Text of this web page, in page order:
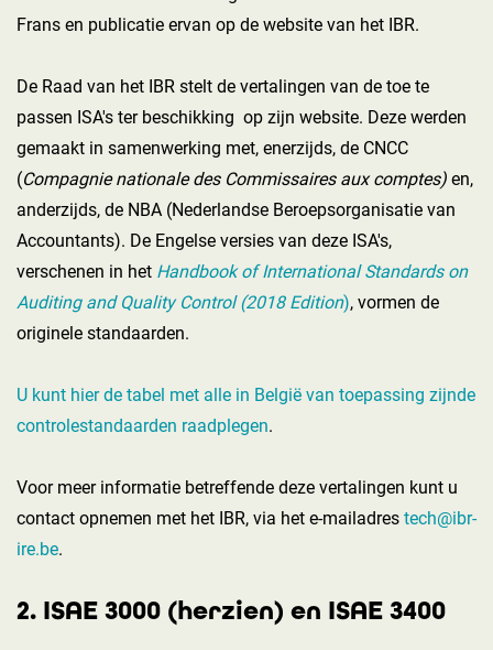
Frans en publicatie ervan op de website van het IBR.
De Raad van het IBR stelt de vertalingen van de toe te
passen ISA's ter beschikking op zijn website. Deze werden
gemaakt in samenwerking met, enerzijds, de CNCC
(Compagnie nationale des Commissaires aux comptes) en,
anderzijds, de NBA (Nederlandse Beroepsorganisatie van
Accountants). De Engelse versies van deze ISA's,
verschenen in het Handbook of International Standards on
Auditing and Quality Control (2018 Edition), vormen de
originele standaarden.
U kunt hier de tabel met alle in België van toepassing zijnde
controlestandaarden raadplegen.
Voor meer informatie betreffende deze vertalingen kunt u
contact opnemen met het IBR, via het e-mailadres tech@ibr-
ire.be.
2. ISAE 3000 (herzien) en ISAE 3400